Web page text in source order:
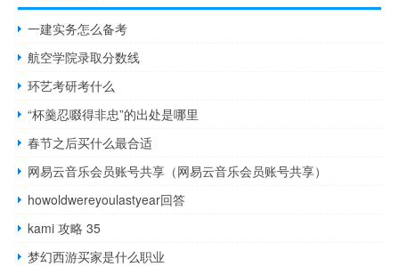
一建实务怎么备考
航空学院录取分数线
环艺考研考什么
“杯羹忍啜得非忠”的出处是哪里
春节之后买什么最合适
网易云音乐会员账号共享（网易云音乐会员账号共享）
howoldwereyoulastyear回答
kami 攻略 35
梦幻西游买家是什么职业